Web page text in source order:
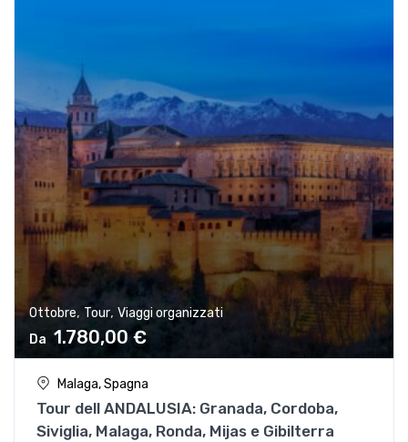
Ottobre, Tour, Viaggi organizzati
1.780,00 €
Malaga, Spagna
Tour dell ANDALUSIA: Granada, Cordoba,
Siviglia, Malaga, Ronda, Mijas e Gibilterra